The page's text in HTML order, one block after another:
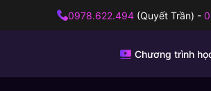
0978.622.494 (Quyết Trần) -
Chương trình